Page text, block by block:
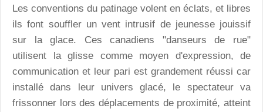
Les conventions du patinage volent en éclats, et libres
ils font souffler un vent intrusif de jeunesse jouissif
sur la glace. Ces canadiens "danseurs de rue"
utilisent la glisse comme moyen d'expression, de
communication et leur pari est grandement réussi car
installé dans leur univers glacé, le spectateur va
frissonner lors des déplacements de proximité, atteint